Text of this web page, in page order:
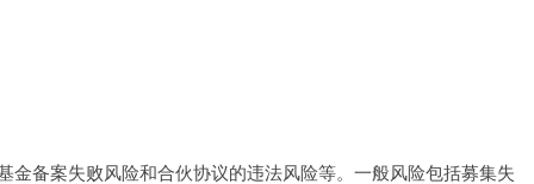
金备案失败风险和合伙协议的违法风险等。一般风险包括募集失